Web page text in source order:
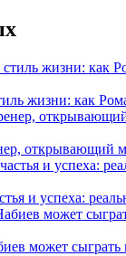
жизни: как
открывающий
и успеха:
может